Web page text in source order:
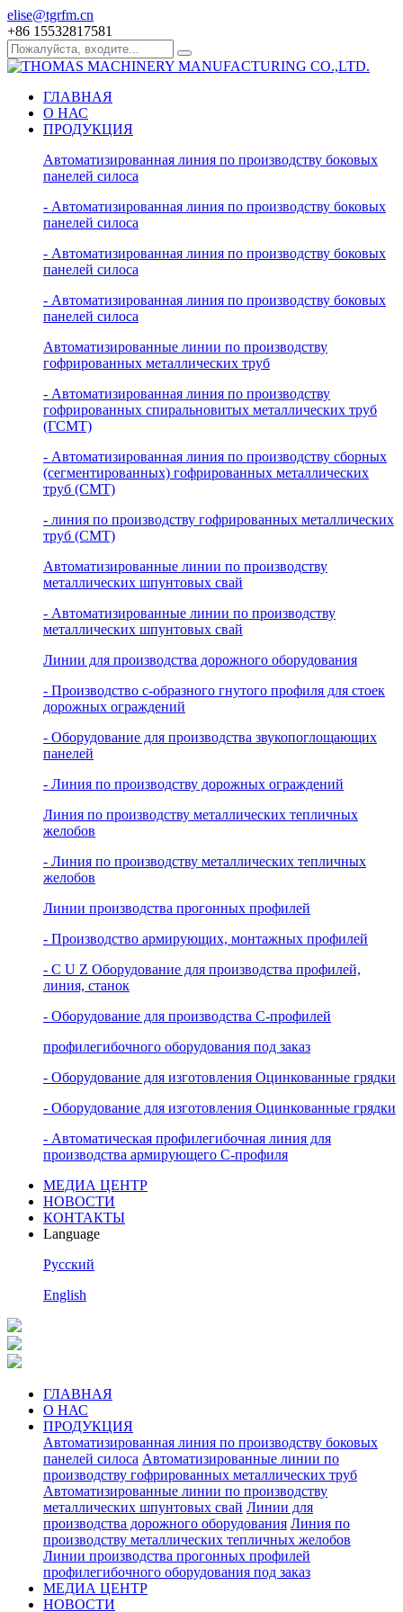
elise@tgrfm.cn
+86 15532817581
ГЛАВНАЯ
О НАС
ПРОДУКЦИЯ
Автоматизированная линия по производству боковых
панелей силоса
- Автоматизированная линия по производству боковых
панелей силоса
- Автоматизированная линия по производству боковых
панелей силоса
- Автоматизированная линия по производству боковых
панелей силоса
Автоматизированные линии по производству
гофрированных металлических труб
- Автоматизированная линия по производству
гофрированных спиральновитых металлических труб
(ГСМТ)
- Автоматизированная линия по производству сборных
(сегментированных) гофрированных металлических
труб (СМТ)
- линия по производству гофрированных металлических
труб (СМТ)
Автоматизированные линии по производству
металлических шпунтовых свай
- Автоматизированные линии по производству
металлических шпунтовых свай
Линии для производства дорожного оборудования
- Производство с-образного гнутого профиля для стоек
дорожных ограждений
- Оборудование для производства звукопоглощающих
панелей
- Линия по производству дорожных ограждений
Линия по производству металлических тепличных
желобов
- Линия по производству металлических тепличных
желобов
Линии производства прогонных профилей
- Производство армирующих, монтажных профилей
- C U Z Оборудование для производства профилей,
линия, станок
- Оборудование для производства С-профилей
профилегибочного оборудования под заказ
- Oборудование для изготовления Оцинкованные грядки
- Oборудование для изготовления Оцинкованные грядки
- Автоматическая профилегибочная линия для
производства армирующего C-профиля
МЕДИА ЦЕНТР
НОВОСТИ
КОНТАКТЫ
Language
Pусский
English
ГЛАВНАЯ
О НАС
ПРОДУКЦИЯ
Автоматизированная линия по производству боковых
панелей силоса Автоматизированные линии по
производству гофрированных металлических труб
Автоматизированные линии по производству
металлических шпунтовых свай Линии для
производства дорожного оборудования Линия по
производству металлических тепличных желобов
Линии производства прогонных профилей
профилегибочного оборудования под заказ
МЕДИА ЦЕНТР
НОВОСТИ